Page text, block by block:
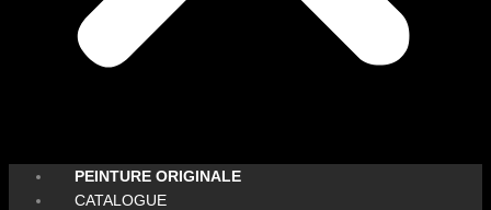
PEINTURE ORIGINALE
CATALOGUE